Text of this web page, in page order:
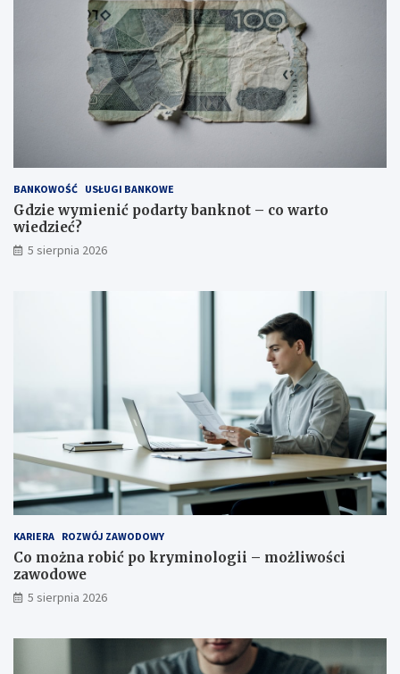
BANKOWOŚĆ USŁUGI BANKOWE
Gdzie wymienić podarty banknot – co warto
wiedzieć?
5 sierpnia 2026
KARIERA ROZWÓJ ZAWODOWY
Co można robić po kryminologii – możliwości
zawodowe
5 sierpnia 2026